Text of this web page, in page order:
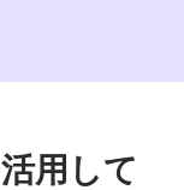
活用して